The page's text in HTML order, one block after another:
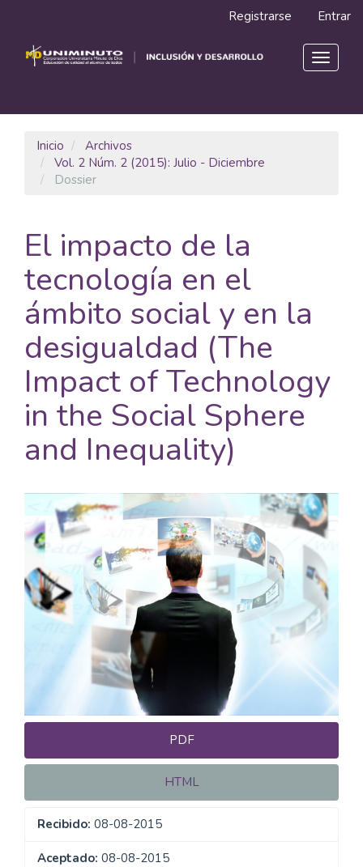
Contenido
principal
Registrarse Entrar
Toggle
Inicio
Archivos
Vol. 2 Núm. 2 (2015): Julio - Diciembre
Dossier
El impacto de la
tecnología en el
ámbito social y en la
desigualdad (The
Impact of Technology
in the Social Sphere
and Inequality)
Barra
lateral
del
artículo
PDF
HTML
Recibido: 08-08-2015
Aceptado: 08-08-2015